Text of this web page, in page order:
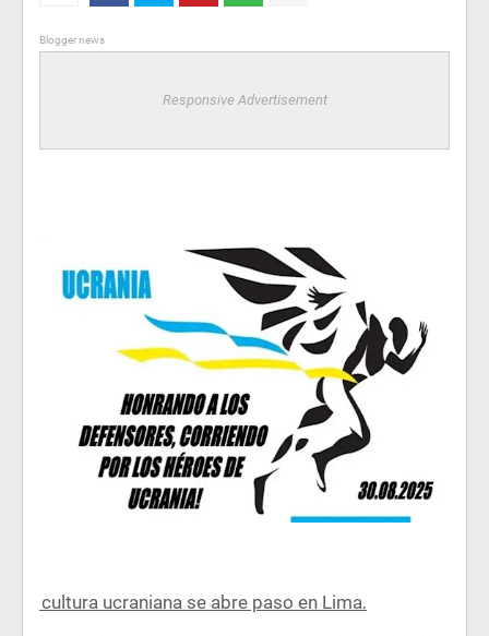
Blogger news
Responsive Advertisement
La cultura ucraniana se abre paso en Lima.